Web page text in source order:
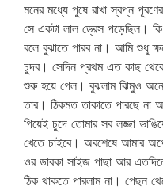
মনের মধ্যে পুষে রাখা স্বপ্ন
সে একটা লাল ড্রেস পড়েছিল। কি
বলে বুঝাতে পারব না। আমি শুধু
চুদব। সেদিন প্রথম এত কাছ
শুরু হয়ে গেল। বুঝলাম ঝিমুও
তার। ঠিকমত তাকাতে পারছে না
গিয়েই চুদে তোমার সব লজ্জা
খেতে চাইবে। অবশেষে আমার
ওর ডাবকা সাইজ পাছা আর
ঠিক থাকতে পারলাম না। পেছন